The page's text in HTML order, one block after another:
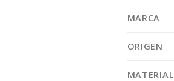
MARCA
ORIGEN
MATERIAL